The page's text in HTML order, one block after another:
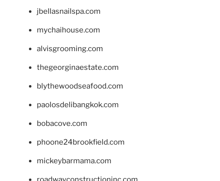
jbellasnailspa.com
mychaihouse.com
alvisgrooming.com
thegeorginaestate.com
blythewoodseafood.com
paolosdelibangkok.com
bobacove.com
phoone24brookfield.com
mickeybarmama.com